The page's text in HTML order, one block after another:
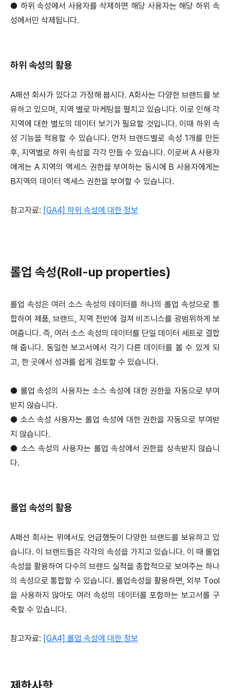
● 하위 속성에서 사용자를 삭제하면 해당 사용자는 해당 하위 속
성에서만 삭제됩니다.
하위 속성의 활용
A패션 회사가 있다고 가정해 봅시다. A회사는 다양한 브랜드를 보
유하고 있으며, 지역 별로 마케팅을 펼치고 있습니다. 이로 인해 각
지역에 대한 별도의 데이터 보기가 필요할 것입니다. 이때 하위 속
성 기능을 적용할 수 있습니다. 먼저 브랜드별로 속성 1개를 만든
후, 지역별로 하위 속성을 각각 만들 수 있습니다. 이로써 A 사용자
에게는 A 지역의 액세스 권한을 부여하는 동시에 B 사용자에게는
B지역의 데이터 액세스 권한을 부여할 수 있습니다.
참고자료: [GA4] 하위 속성에 대한 정보
롤업 속성(Roll-up properties)
롤업 속성은 여러 소스 속성의 데이터를 하나의 롤업 속성으로 통
합하여 제품, 브랜드, 지역 전반에 걸쳐 비즈니스를 광범위하게 보
여줍니다. 즉, 여러 소스 속성의 데이터를 단일 데이터 세트로 결합
해 줍니다. 동일한 보고서에서 각기 다른 데이터를 볼 수 있게 되
고, 한 곳에서 성과를 쉽게 검토할 수 있습니다.
● 롤업 속성의 사용자는 소스 속성에 대한 권한을 자동으로 부여
받지 않습니다.
● 소스 속성 사용자는 롤업 속성에 대한 권한을 자동으로 부여받
지 않습니다.
● 소스 속성의 사용자는 롤업 속성에서 권한을 상속받지 않습니
다.
롤업 속성의 활용
A패션 회사는 위에서도 언급했듯이 다양한 브랜드를 보유하고 있
습니다. 이 브랜드들은 각각의 속성을 가지고 있습니다. 이 때 롤업
속성을 활용하여 다수의 브랜드 실적을 종합적으로 보여주는 하나
의 속성으로 통합할 수 있습니다. 롤업속성을 활용하면, 외부 Tool
을 사용하지 않아도 여러 속성의 데이터를 포함하는 보고서를 구
축할 수 있습니다.
참고자료: [GA4] 롤업 속성에 대한 정보